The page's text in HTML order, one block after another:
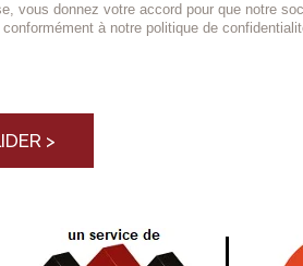
vous donnez votre accord pour que notre
conformément à notre politique de
>